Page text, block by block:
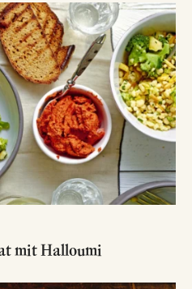
mit Halloumi